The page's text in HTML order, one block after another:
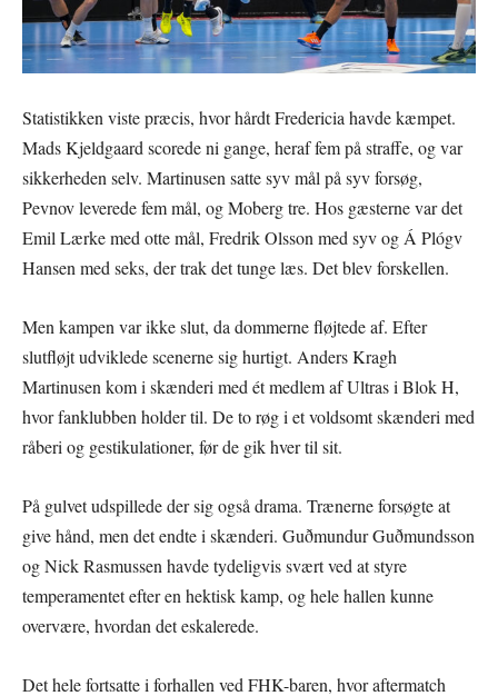
Statistikken viste præcis, hvor hårdt Fredericia havde kæmpet.
Mads Kjeldgaard scorede ni gange, heraf fem på straffe, og var
sikkerheden selv. Martinusen satte syv mål på syv forsøg,
Pevnov leverede fem mål, og Moberg tre. Hos gæsterne var det
Emil Lærke med otte mål, Fredrik Olsson med syv og Á Plógv
Hansen med seks, der trak det tunge læs. Det blev forskellen.
Men kampen var ikke slut, da dommerne fløjtede af. Efter
slutfløjt udviklede scenerne sig hurtigt. Anders Kragh
Martinusen kom i skænderi med ét medlem af Ultras i Blok H,
hvor fanklubben holder til. De to røg i et voldsomt skænderi med
råberi og gestikulationer, før de gik hver til sit.
På gulvet udspillede der sig også drama. Trænerne forsøgte at
give hånd, men det endte i skænderi. Guðmundur Guðmundsson
og Nick Rasmussen havde tydeligvis svært ved at styre
temperamentet efter en hektisk kamp, og hele hallen kunne
overvære, hvordan det eskalerede.
Det hele fortsatte i forhallen ved FHK-baren, hvor aftermatch